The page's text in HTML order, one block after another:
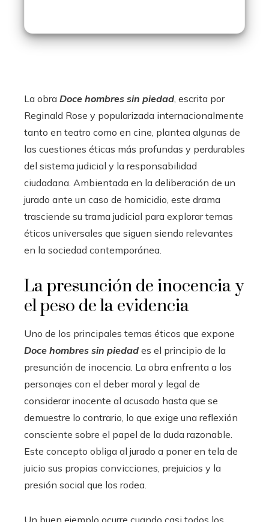
La obra Doce hombres sin piedad, escrita por
Reginald Rose y popularizada internacionalmente
tanto en teatro como en cine, plantea algunas de
las cuestiones éticas más profundas y perdurables
del sistema judicial y la responsabilidad
ciudadana. Ambientada en la deliberación de un
jurado ante un caso de homicidio, este drama
trasciende su trama judicial para explorar temas
éticos universales que siguen siendo relevantes
en la sociedad contemporánea.
La presunción de inocencia y
el peso de la evidencia
Uno de los principales temas éticos que expone
Doce hombres sin piedad es el principio de la
presunción de inocencia. La obra enfrenta a los
personajes con el deber moral y legal de
considerar inocente al acusado hasta que se
demuestre lo contrario, lo que exige una reflexión
consciente sobre el papel de la duda razonable.
Este concepto obliga al jurado a poner en tela de
juicio sus propias convicciones, prejuicios y la
presión social que los rodea.
Un buen ejemplo ocurre cuando casi todos los